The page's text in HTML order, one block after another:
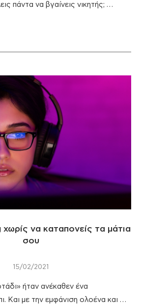
πάντα να βγαίνεις νικητής; …
να καταπονείς τα μάτια
σου
15/02/2021
ήταν ανέκαθεν ένα
Και με την εμφάνιση ολοένα και …